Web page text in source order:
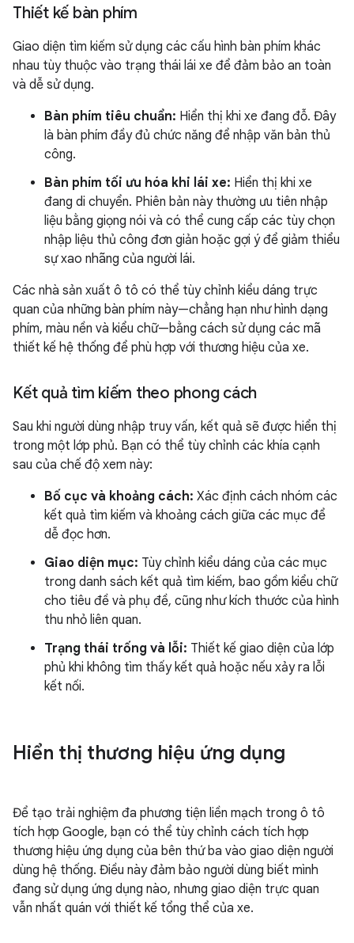
Thiết kế bàn phím
Giao diện tìm kiếm sử dụng các cấu hình bàn phím khác
nhau tùy thuộc vào trạng thái lái xe để đảm bảo an toàn
và dễ sử dụng.
Bàn phím tiêu chuẩn: Hiển thị khi xe đang đỗ. Đây
là bàn phím đầy đủ chức năng để nhập văn bản thủ
công.
Bàn phím tối ưu hóa khi lái xe: Hiển thị khi xe
đang di chuyển. Phiên bản này thường ưu tiên nhập
liệu bằng giọng nói và có thể cung cấp các tùy chọn
nhập liệu thủ công đơn giản hoặc gợi ý để giảm thiểu
sự xao nhãng của người lái.
Các nhà sản xuất ô tô có thể tùy chỉnh kiểu dáng trực
quan của những bàn phím này—chẳng hạn như hình dạng
phím, màu nền và kiểu chữ—bằng cách sử dụng các mã
thiết kế hệ thống để phù hợp với thương hiệu của xe.
Kết quả tìm kiếm theo phong cách
Sau khi người dùng nhập truy vấn, kết quả sẽ được hiển thị
trong một lớp phủ. Bạn có thể tùy chỉnh các khía cạnh
sau của chế độ xem này:
Bố cục và khoảng cách: Xác định cách nhóm các
kết quả tìm kiếm và khoảng cách giữa các mục để
dễ đọc hơn.
Giao diện mục: Tùy chỉnh kiểu dáng của các mục
trong danh sách kết quả tìm kiếm, bao gồm kiểu chữ
cho tiêu đề và phụ đề, cũng như kích thước của hình
thu nhỏ liên quan.
Trạng thái trống và lỗi: Thiết kế giao diện của lớp
phủ khi không tìm thấy kết quả hoặc nếu xảy ra lỗi
kết nối.
Hiển thị thương hiệu ứng dụng
Để tạo trải nghiệm đa phương tiện liền mạch trong ô tô
tích hợp Google, bạn có thể tùy chỉnh cách tích hợp
thương hiệu ứng dụng của bên thứ ba vào giao diện người
dùng hệ thống. Điều này đảm bảo người dùng biết mình
đang sử dụng ứng dụng nào, nhưng giao diện trực quan
vẫn nhất quán với thiết kế tổng thể của xe.